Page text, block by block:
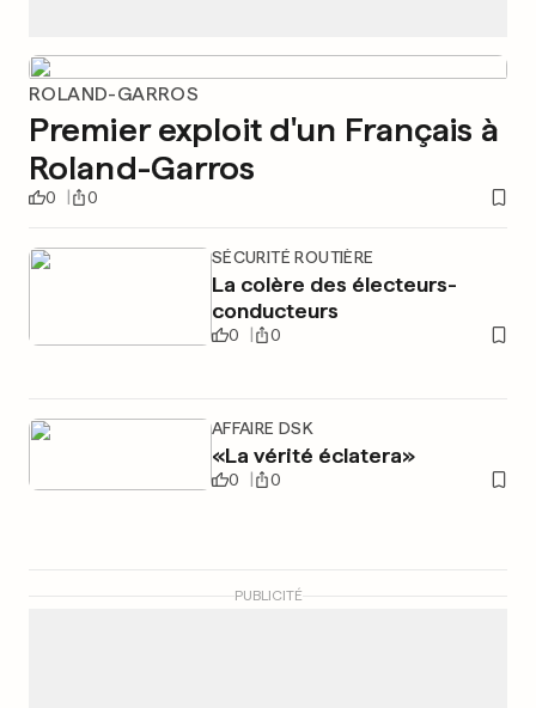
ROLAND-GARROS
Premier exploit d'un Français à
Roland-Garros
0 0
SÉCURITÉ ROUTIÈRE
La colère des électeurs-
conducteurs
0 0
AFFAIRE DSK
«La vérité éclatera»
0 0
PUBLICITÉ